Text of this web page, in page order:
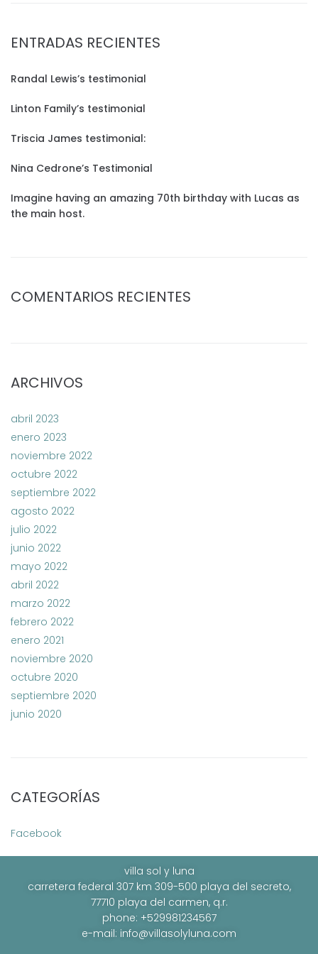
ENTRADAS RECIENTES
Randal Lewis’s testimonial
Linton Family’s testimonial
Triscia James testimonial:
Nina Cedrone’s Testimonial
Imagine having an amazing 70th birthday with Lucas as
the main host.
COMENTARIOS RECIENTES
ARCHIVOS
abril 2023
enero 2023
noviembre 2022
octubre 2022
septiembre 2022
agosto 2022
julio 2022
junio 2022
mayo 2022
abril 2022
marzo 2022
febrero 2022
enero 2021
noviembre 2020
octubre 2020
septiembre 2020
junio 2020
CATEGORÍAS
Facebook
villa sol y luna
carretera federal 307 km 309-500 playa del secreto,
77710 playa del carmen, q.r.
phone: +529981234567
e-mail: info@villasolyluna.com